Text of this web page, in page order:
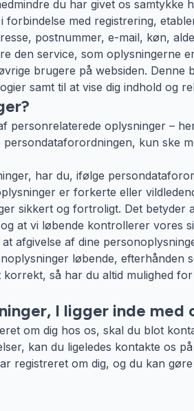
du har givet os samtykke
med registrering,
postnummer, e-mail, køn,
den service, som oplysningerne
brugere på websiden.
samt til at vise dig indhold og
personrelaterede oplysninger –
kun ske
har du, ifølge
er forkerte eller
sikkert og fortroligt. Det
at vi løbende kontrollerer vores
afgivelse af dine
løbende, efterhånden
så har du altid mulighed
I ligger inde med
om dig hos os, skal du blot
kan du ligeledes kontakte os
registreret om dig, og du kan